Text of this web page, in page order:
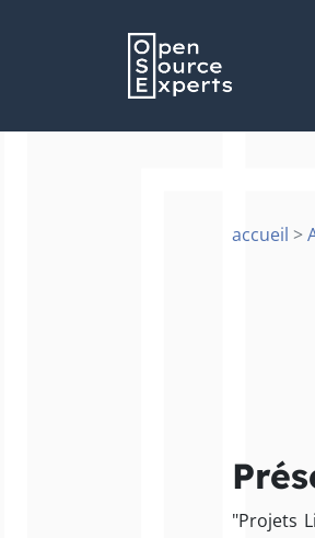
accueil >
"Projets